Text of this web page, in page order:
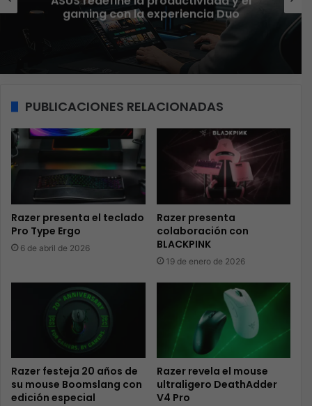
gaming con la experiencia Duo
PUBLICACIONES RELACIONADAS
Razer presenta el teclado
Pro Type Ergo
6 de abril de 2026
Razer presenta
colaboración con
BLACKPINK
19 de enero de 2026
Razer festeja 20 años de
su mouse Boomslang con
edición especial
Razer revela el mouse
ultraligero DeathAdder
V4 Pro